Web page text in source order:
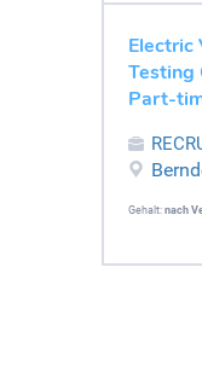
Electric
Testing
Part-
Gehalt: nach